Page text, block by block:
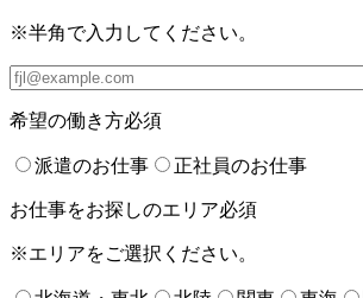
※半角で入力してください。
希望の働き方必須
派遣のお仕事 正社員のお仕事
お仕事をお探しのエリア必須
※エリアをご選択ください。